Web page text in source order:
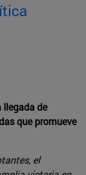
de
que promueve
el